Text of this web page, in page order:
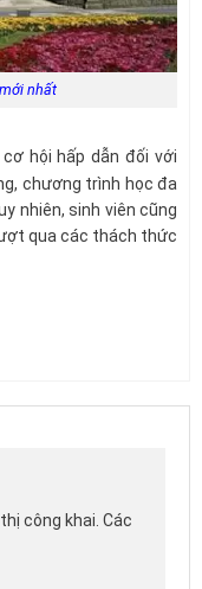
nhất
hội hấp dẫn đối với
chương trình học đa
nhiên, sinh viên cũng
qua các thách thức
công khai. Các